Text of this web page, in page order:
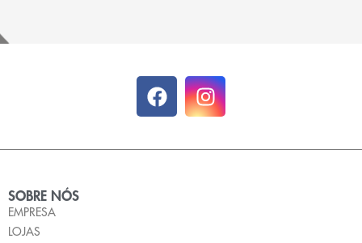
SOBRE NÓS
EMPRESA
LOJAS